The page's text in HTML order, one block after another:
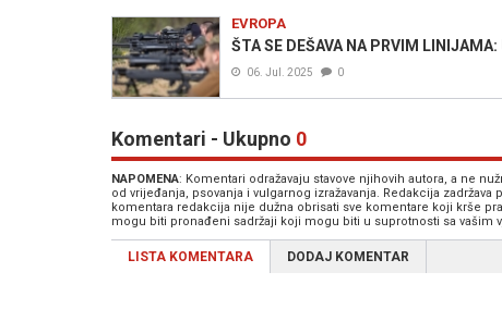
EVROPA
ŠTA SE DEŠAVA NA PRVIM
06. Jul. 2025 0
Komentari - Ukupno 0
NAPOMENA: Komentari odražavaju stavove njihovih autora, a ne
od vrijeđanja, psovanja i vulgarnog izražavanja. Redakcija
komentara redakcija nije dužna obrisati sve komentare koji krše
mogu biti pronađeni sadržaji koji mogu biti u suprotnosti sa
LISTA KOMENTARA DODAJ KOMENTAR